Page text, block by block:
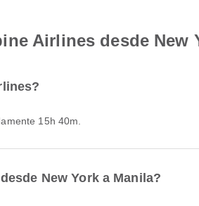
Airlines desde New
15h 40m.
New York a Manila?